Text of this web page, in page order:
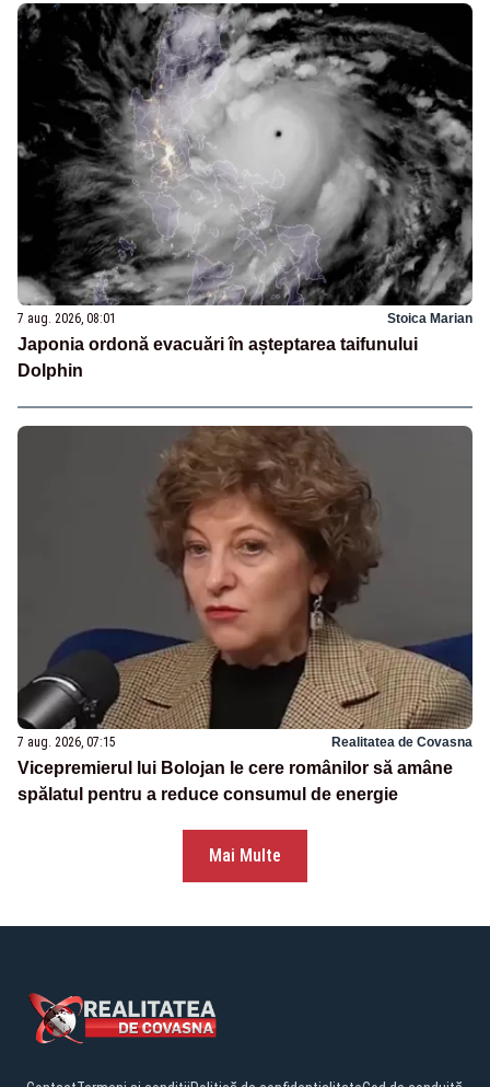
7 aug. 2026, 08:01 Stoica Marian
Japonia ordonă evacuări în așteptarea taifunului
Dolphin
7 aug. 2026, 07:15 Realitatea de Covasna
Vicepremierul lui Bolojan le cere românilor să amâne
spălatul pentru a reduce consumul de energie
Mai Multe